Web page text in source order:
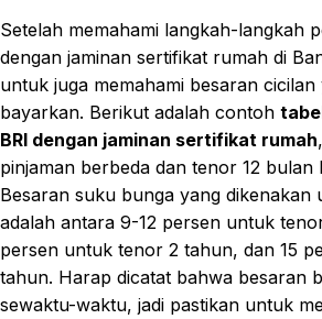
Setelah memahami langkah-langkah
dengan jaminan sertifikat rumah di
untuk juga memahami besaran
bayarkan. Berikut adalah contoh
BRI dengan jaminan sertifikat rumah
pinjaman berbeda dan tenor 12 bulan
Besaran suku bunga yang dikenakan
adalah antara 9-12 persen untuk
persen untuk tenor 2 tahun, dan 15
tahun. Harap dicatat bahwa besaran
sewaktu-waktu, jadi pastikan untuk